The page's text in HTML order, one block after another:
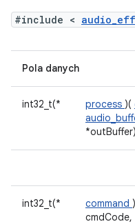
#include <
Pola danych
int32_t(* process )(
*outBuffer)
int32_t(* command
cmdCode,